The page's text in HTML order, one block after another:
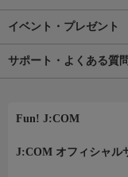
イベント・プレゼント
サポート・よくある質問
Fun! J:COM
J:COM オフィシャル